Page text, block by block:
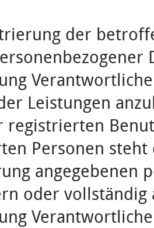
der
Leistungen
registrierten
Personen
angegebenen
oder